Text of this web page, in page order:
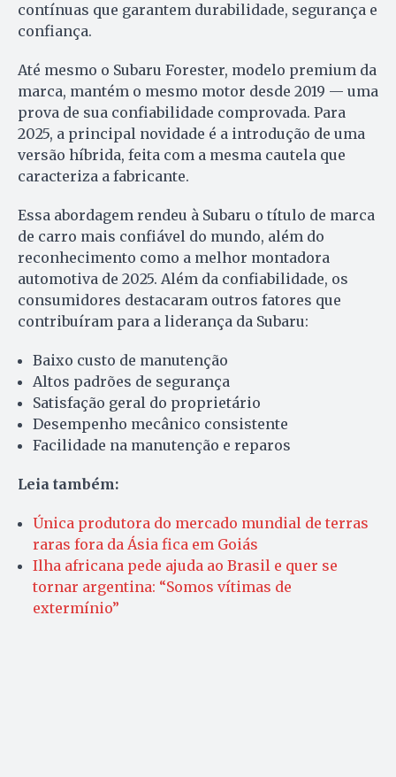
contínuas que garantem durabilidade, segurança e
confiança.
Até mesmo o Subaru Forester, modelo premium da
marca, mantém o mesmo motor desde 2019 — uma
prova de sua confiabilidade comprovada. Para
2025, a principal novidade é a introdução de uma
versão híbrida, feita com a mesma cautela que
caracteriza a fabricante.
Essa abordagem rendeu à Subaru o título de marca
de carro mais confiável do mundo, além do
reconhecimento como a melhor montadora
automotiva de 2025. Além da confiabilidade, os
consumidores destacaram outros fatores que
contribuíram para a liderança da Subaru:
Baixo custo de manutenção
Altos padrões de segurança
Satisfação geral do proprietário
Desempenho mecânico consistente
Facilidade na manutenção e reparos
Leia também:
Única produtora do mercado mundial de terras
raras fora da Ásia fica em Goiás
Ilha africana pede ajuda ao Brasil e quer se
tornar argentina: “Somos vítimas de
extermínio”